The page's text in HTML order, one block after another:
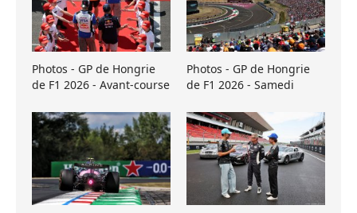
Photos - GP de Hongrie
de F1 2026 - Avant-course
Photos - GP de Hongrie
de F1 2026 - Samedi